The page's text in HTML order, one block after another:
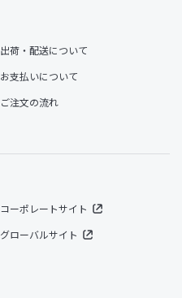
出荷・配送について
お支払いについて
ご注文の流れ
コーポレートサイト
グローバルサイト